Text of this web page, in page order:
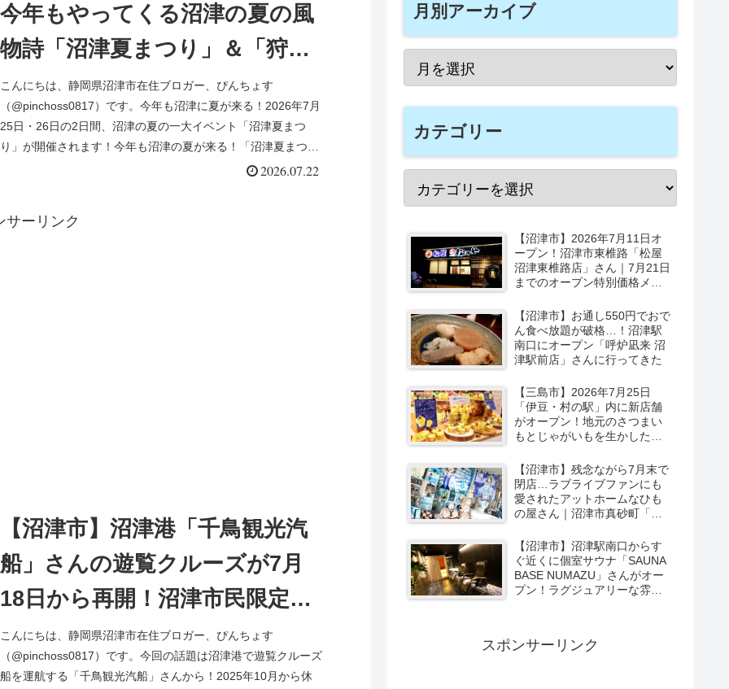
今年もやってくる沼津の夏の風
物詩「沼津夏まつり」＆「狩野
川花火大会」2026年7月25日・
26日
こんにちは、静岡県沼津市在住ブロガー、ぴんちょす
（@pinchoss0817）です。今年も沼津に夏が来る！2026年7月
25日・26日の2日間、沼津の夏の一大イベント「沼津夏まつ
り」が開催されます！今年も沼津の夏が来る！「沼津夏まつ
2026.07.22
サーリンク
【沼津市】沼津港「千鳥観光汽
船」さんの遊覧クルーズが7月
18日から再開！沼津市民限定で
50％OFFの特別「地元割キャン
ペーン」も7月末まで開催中
こんにちは、静岡県沼津市在住ブロガー、ぴんちょす
（@pinchoss0817）です。今回の話題は沼津港で遊覧クルーズ
船を運航する「千鳥観光汽船」さんから！2025年10月から休
月別アーカイブ
カテゴリー
【沼津市】2026年7月11日オ
ープン！沼津市東椎路「松屋
沼津東椎路店」さん｜7月21日
までのオープン特別価格メニ
【沼津市】お通し550円でおで
ん食べ放題が破格…！沼津駅
南口にオープン「呼炉凪来 沼
津駅前店」さんに行ってきた
【三島市】2026年7月25日
「伊豆・村の駅」内に新店舗
がオープン！地元のさつまい
もとじゃがいもを生かしたベ
と足お先に実食レポ【PR】
【沼津市】残念ながら7月末で
閉店…ラブライブファンにも
愛されたアットホームなひも
の屋さん｜沼津市真砂町「渡
【沼津市】沼津駅南口からす
ぐ近くに個室サウナ「SAUNA
BASE NUMAZU」さんがオー
プン！ラグジュアリーな雰囲
スポンサーリンク